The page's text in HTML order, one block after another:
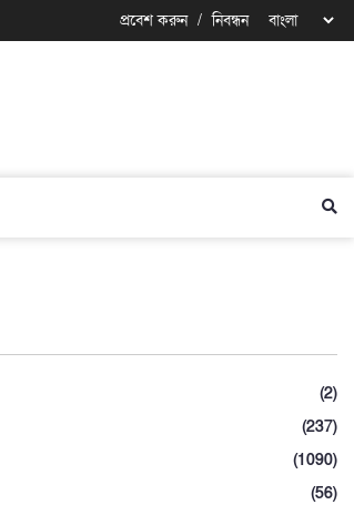
প্রবেশ করুন / নিবন্ধন
(2)
(237)
(1090)
(56)